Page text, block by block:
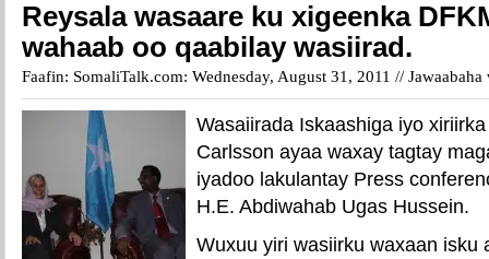
Reysala wasaare ku xigeenka
wahaab oo qaabilay wasiirad.
Faafin: SomaliTalk.com: Wednesday, August 31, 2011 //
Wasaiirada Iskaashiga iyo
Carlsson ayaa waxay tagtay
iyadoo lakulantay Press
H.E. Abdiwahab Ugas Hussein.
Wuxuu yiri wasiirku waxaan isku